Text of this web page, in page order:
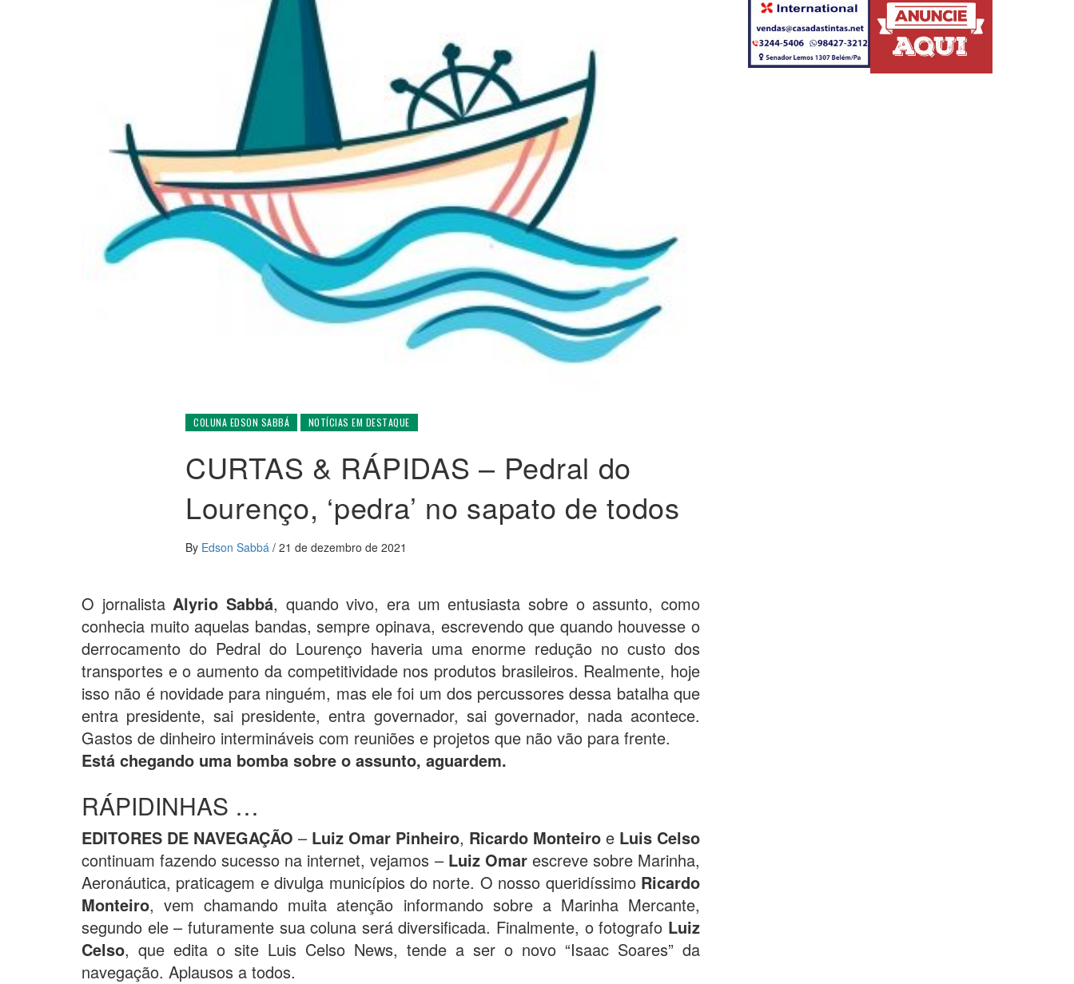
COLUNA EDSON SABBÁ NOTÍCIAS EM DESTAQUE
CURTAS & RÁPIDAS – Pedral do
Lourenço, ‘pedra’ no sapato de todos
By Edson Sabbá / 21 de dezembro de 2021
O jornalistaAlyrio Sabbá, quando vivo, era um entusiasta sobre o assunto, como
conhecia muito aquelas bandas, sempre opinava, escrevendo que quando houvesse o
derrocamento do Pedral do Lourenço haveria uma enorme redução no custo dos
transportes e o aumento da competitividade nos produtos brasileiros. Realmente, hoje
isso não é novidade para ninguém, mas ele foi um dos percussores dessa batalha que
entra presidente, sai presidente, entra governador, sai governador, nada acontece.
Gastos de dinheiro intermináveis com reuniões e projetos que não vão para frente.
Está chegando uma bomba sobre o assunto, aguardem.
RÁPIDINHAS …
EDITORES DE NAVEGAÇÃO – Luiz Omar Pinheiro, Ricardo Monteiro e Luis Celso
continuam fazendo sucesso na internet, vejamos – Luiz Omarescreve sobre Marinha,
Aeronáutica, praticagem e divulga municípios do norte. O nosso queridíssimo Ricardo
Monteiro, vem chamando muita atenção informando sobre a Marinha Mercante,
segundo ele – futuramente sua coluna será diversificada. Finalmente, o fotografo Luiz
Celso, que edita o site Luis Celso News, tende a ser o novo “Isaac Soares” da
navegação. Aplausos a todos.